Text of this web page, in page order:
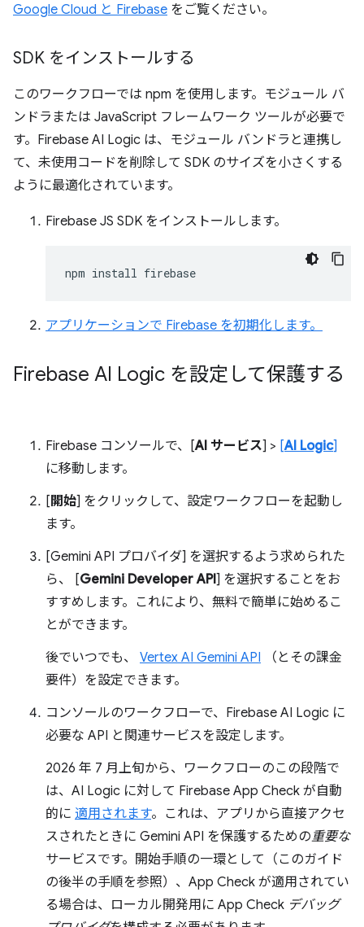
Google Cloud と Firebase をご覧ください。
SDK をインストールする
このワークフローでは npm を使用します。モジュール バ
ンドラまたは JavaScript フレームワーク ツールが必要で
す。Firebase AI Logic は、モジュール バンドラと連携し
て、未使用コードを削除して SDK のサイズを小さくする
ように最適化されています。
Firebase JS SDK をインストールします。
npm install
アプリケーションで Firebase を初期化します。
Firebase AI Logic を設定して保護する
Firebase コンソールで、[AI サービス] > [AI Logic]
に移動します。
[ 開始] をクリックして、設定ワークフローを起動し
ます。
[Gemini API プロバイダ] を選択するよう求められた
ら、 [Gemini Developer API] を選択することをお
すすめします。これにより、無料で簡単に始めるこ
とができます。
後でいつでも、 Vertex AI Gemini API （とその課金
要件）を設定できます。
コンソールのワークフローで、Firebase AI Logic に
必要な API と関連サービスを設定します。
2026 年 7 月上旬から、ワークフローのこの段階で
は、AI Logic に対して Firebase App Check が自動
的に 適用されます。これは、アプリから直接アクセ
スされたときに Gemini API を保護するための重要な
サービスです。開始手順の一環として（このガイド
の後半の手順を参照）、App Check が適用されてい
る場合は、ローカル開発用に App Check デバッグ